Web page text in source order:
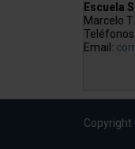
Escuela
Marcelo
Teléfonos
Email:
Copyright